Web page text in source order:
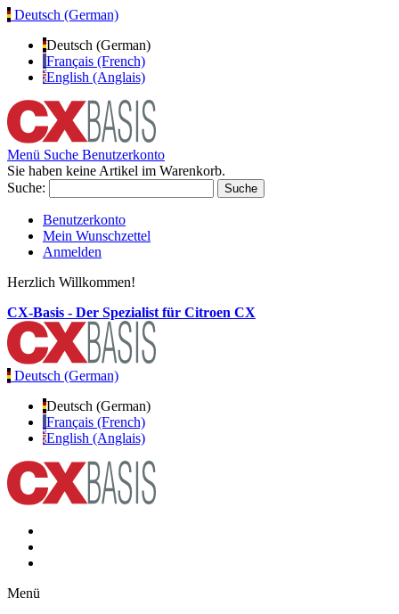
Deutsch (German)
Deutsch (German)
Français (French)
English (Anglais)
Menü Suche Benutzerkonto
Sie haben keine Artikel im Warenkorb.
Suche:
Suche
Benutzerkonto
Mein Wunschzettel
Anmelden
Herzlich Willkommen!
CX-Basis - Der Spezialist für Citroen CX
Deutsch (German)
Deutsch (German)
Français (French)
English (Anglais)
Menü